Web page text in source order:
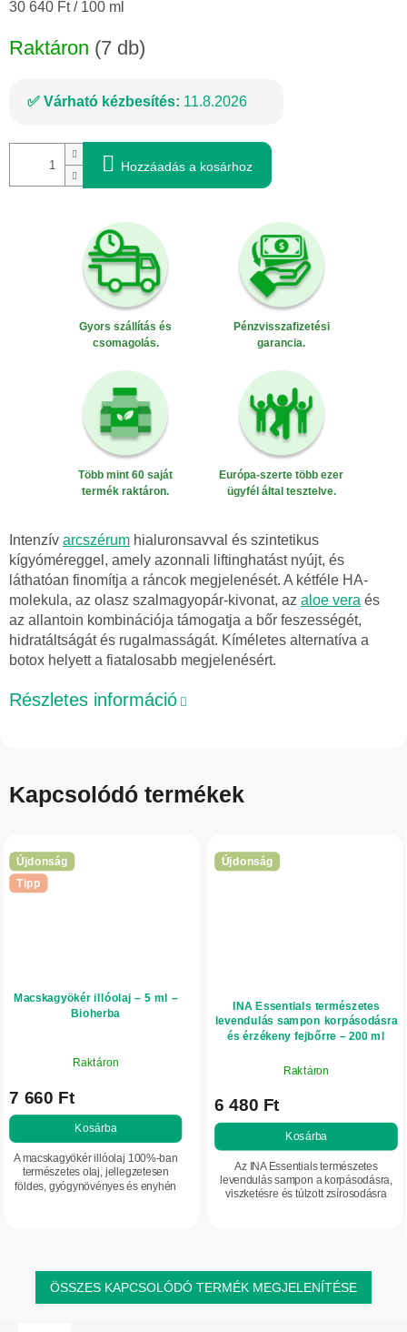
Egységár:
30 640 Ft / 100 ml
Raktáron (7 db)
Várható kézbesítés: 11.8.2026
Hozzáadás a kosárhoz
Gyors szállítás és
csomagolás.
Pénzvisszafizetési
garancia.
Több mint 60 saját
termék raktáron.
Európa-szerte több ezer
ügyfél által tesztelve.
Intenzív arcszérum hialuronsavval és szintetikus
kígyóméreggel, amely azonnali liftinghatást nyújt, és
láthatóan finomítja a ráncok megjelenését. A kétféle HA-
molekula, az olasz szalmagyopár-kivonat, az aloe vera és
az allantoin kombinációja támogatja a bőr feszességét,
hidratáltságát és rugalmasságát. Kíméletes alternatíva a
botox helyett a fiatalosabb megjelenésért.
Részletes információ
Kapcsolódó termékek
Újdonság
Tipp
Macskagyökér illóolaj – 5 ml –
Bioherba
Raktáron
7 660 Ft
Kosárba
A macskagyökér illóolaj 100%-ban
természetes olaj, jellegzetesen
földes, gyógynövényes és enyhén
Újdonság
INA Essentials természetes
levendulás sampon korpásodásra
és érzékeny fejbőrre – 200 ml
Raktáron
6 480 Ft
Kosárba
Az INA Essentials természetes
levendulás sampon a korpásodásra,
viszketésre és túlzott zsírosodásra
ÖSSZES KAPCSOLÓDÓ TERMÉK MEGJELENÍTÉSE